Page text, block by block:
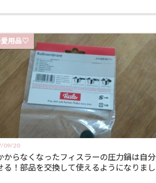
愛用品♡
09/20
からなくなったフィスラーの圧力鍋は自分
る！部品を交換して使えるようになりまし